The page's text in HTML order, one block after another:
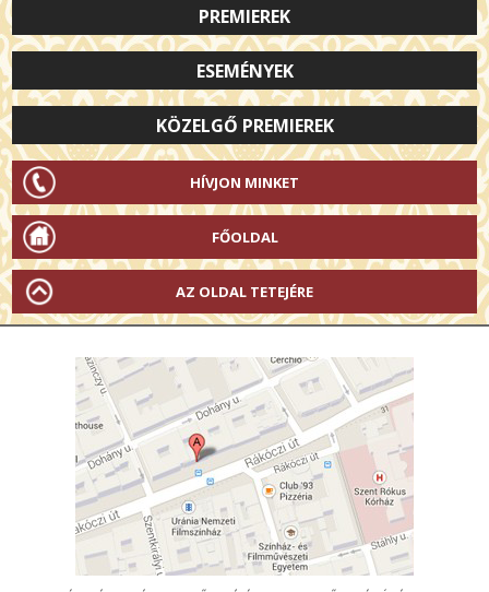
PREMIEREK
ESEMÉNYEK
KÖZELGŐ PREMIEREK
HÍVJON MINKET
FŐOLDAL
AZ OLDAL TETEJÉRE